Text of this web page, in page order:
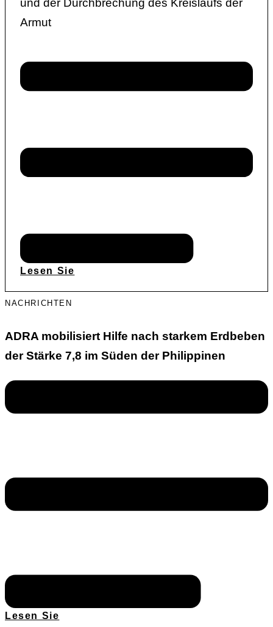
und der Durchbrechung des Kreislaufs der
Armut
Lesen Sie
NACHRICHTEN
ADRA mobilisiert Hilfe nach starkem Erdbeben
der Stärke 7,8 im Süden der Philippinen
Lesen Sie